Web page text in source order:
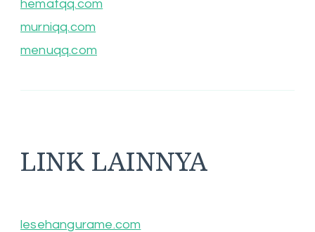
hematqq.com
murniqq.com
menuqq.com
LINK LAINNYA
lesehangurame.com